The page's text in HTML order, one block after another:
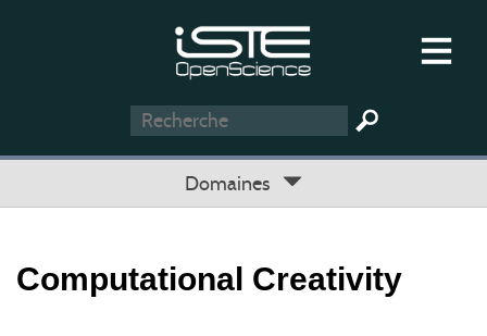
Domaines
Computational Creativity